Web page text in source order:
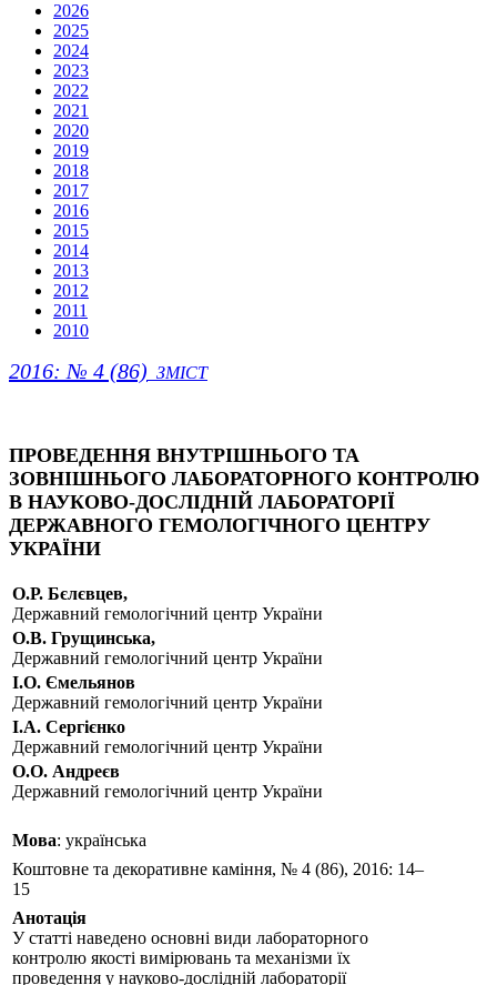
2026
2025
2024
2023
2022
2021
2020
2019
2018
2017
2016
2015
2014
2013
2012
2011
2010
2016: № 4 (86) ЗМІСТ
ПРОВЕДЕННЯ ВНУТРІШНЬОГО ТА
ЗОВНІШНЬОГО ЛАБОРАТОРНОГО КОНТРОЛЮ
В НАУКОВО-ДОСЛІДНІЙ ЛАБОРАТОРІЇ
ДЕРЖАВНОГО ГЕМОЛОГІЧНОГО ЦЕНТРУ
УКРАЇНИ
О.Р. Бєлєвцев,
Державний гемологічний центр України
О.В. Грущинська,
Державний гемологічний центр України
І.О. Ємельянов
Державний гемологічний центр України
І.А. Сергієнко
Державний гемологічний центр України
О.О. Андреєв
Державний гемологічний центр України
Мова: українська
Коштовне та декоративне каміння, № 4 (86), 2016: 14–
15
Анотація
У статті наведено основні види лабораторного
контролю якості вимірювань та механізми їх
проведення у науково-дослідній лабораторії